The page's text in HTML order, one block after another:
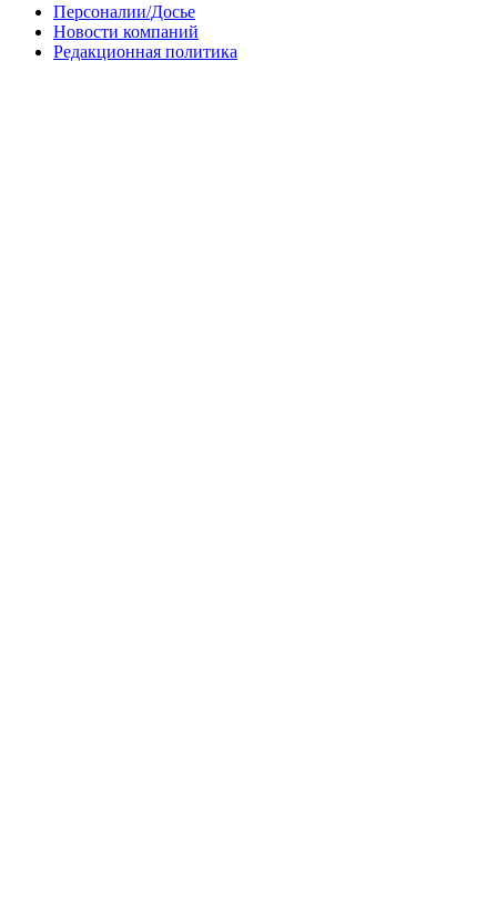
Персоналии/Досье
Новости компаний
Редакционная политика